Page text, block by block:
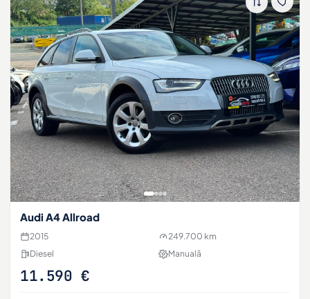
Audi A4 Allroad
2015
249.700 km
Diesel
Manuală
11.590 €